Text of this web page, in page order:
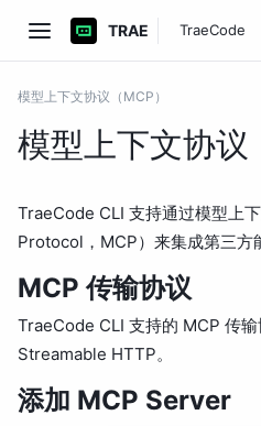
TRAE TraeCode
模型上下文协议（MCP）
模型上下文协议
TraeCode CLI 支持通过模型上
Protocol，MCP）来集成第三方
MCP 传输协议
TraeCode CLI 支持的 MCP 传
Streamable HTTP。
添加 MCP Server